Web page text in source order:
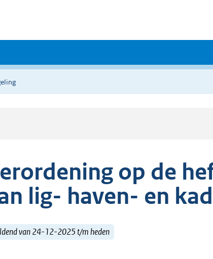
op de
lig- haven- en
van 24-12-2025 t/m heden